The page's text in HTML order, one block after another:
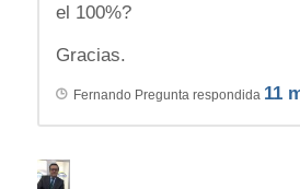
el 100%?
Gracias.
Fernando Pregunta respondida 11